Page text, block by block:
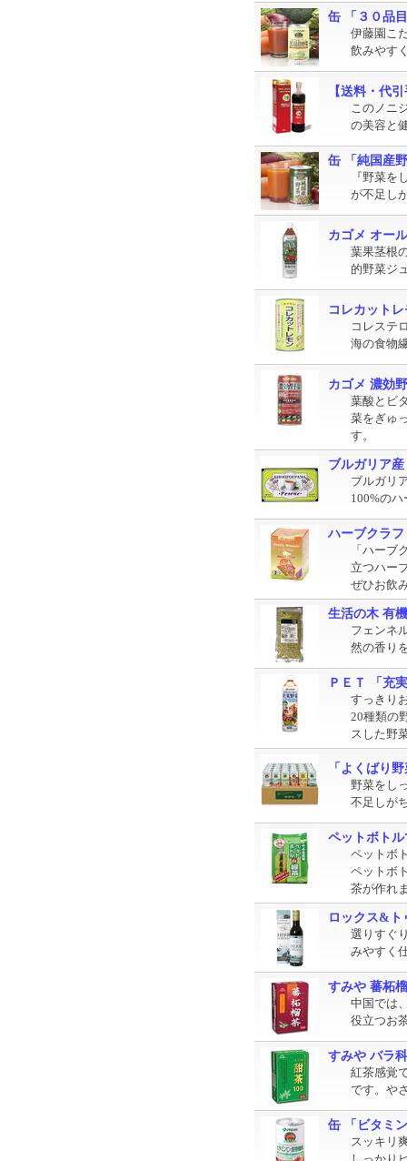
缶 「３０品
伊藤園こ
飲みやす
【送料・代
このノニ
の美容と
缶 「純国産
『野菜を
が不足し
カゴメ オー
葉果茎根
的野菜ジ
コレカット
コレステ
海の食物
カゴメ 濃効
葉酸とビ
菜をぎゅ
す。
ブルガリア
ブルガリ
100%の
ハーブクラ
「ハーブ
立つハー
ぜひお飲
生活の木 有
フェンネ
然の香り
ＰＥＴ 「充
すっきり
20種類の
スした野
「よくばり
野菜をし
不足しが
ペットボト
ペットボ
ペットボ
茶が作れ
ロックス&ト
選りすぐ
みやすく
すみや 蕃柘
中国では
役立つお
すみや バラ
紅茶感覚
です。や
缶 「ビタミ
スッキリ